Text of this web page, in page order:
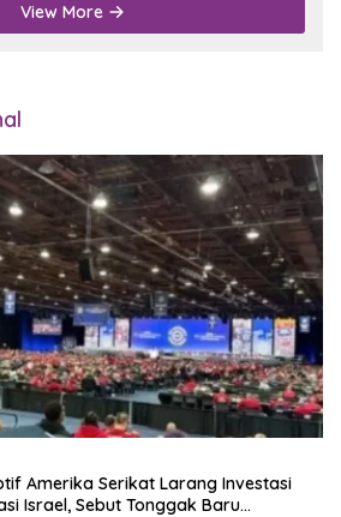
View More
Amerika Serikat Larang Investasi
Israel, Sebut Tonggak Baru